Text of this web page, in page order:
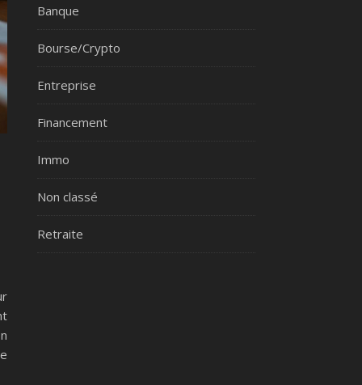
Banque
Bourse/Crypto
Entreprise
Financement
Immo
Non classé
Retraite